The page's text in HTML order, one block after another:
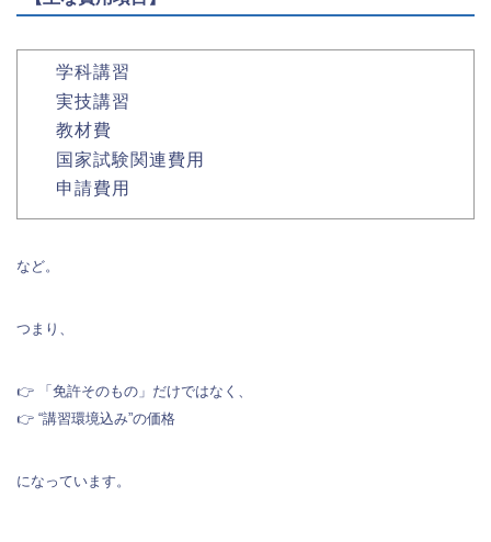
学科講習
実技講習
教材費
国家試験関連費用
申請費用
など。
つまり、
👉 「免許そのもの」だけではなく、
👉 “講習環境込み”の価格
になっています。